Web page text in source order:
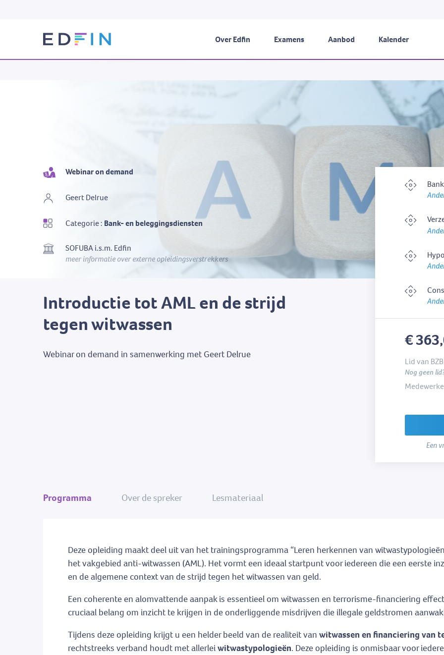
Over Edfin Examens Aanbod Kalender
Webinar on demand
Geert Delrue
Categorie : Bank- en beleggingsdiensten
SOFUBA i.s.m. Edfin
meer informatie over externe opleidingsverstrekkers
Introductie tot AML en de strijd
tegen witwassen
Webinar on demand in samenwerking met Geert Delrue
€
Lid van
Nog geen
Een
Programma Over de spreker Lesmateriaal
Deze opleiding maakt deel uit van het trainingsprogramma “Leren herkennen van
het vakgebied anti-witwassen (AML). Het vormt een ideaal startpunt voor iedereen die een eerste
en de algemene context van de strijd tegen het witwassen van geld.
Een coherente en alomvattende aanpak is essentieel om witwassen en terrorisme-financiering
cruciaal belang om inzicht te krijgen in de onderliggende misdrijven die illegale geldstromen
Tijdens deze opleiding krijgt u een helder beeld van de realiteit van witwassen en financiering van
rechtstreeks verband houdt met allerleiwitwastypologieën. Deze opleiding is onmisbaar voor